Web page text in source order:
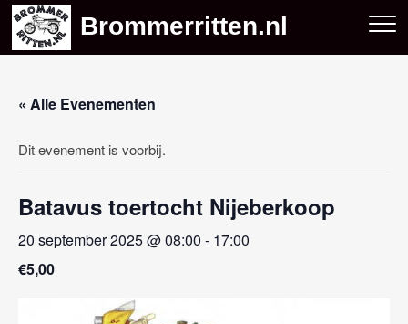
Skip
content
Brommerritten.nl
« Alle Evenementen
Dit evenement is voorbij.
Batavus toertocht Nijeberkoop
20 september 2025 @ 08:00 - 17:00
€5,00